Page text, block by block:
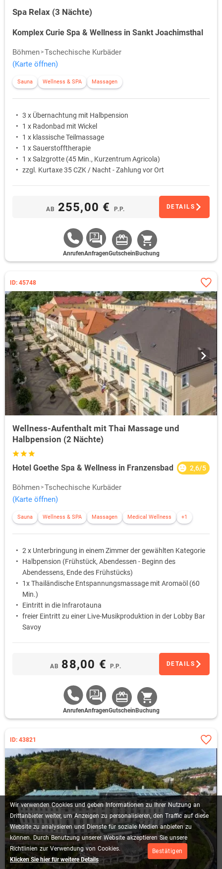
Wir verwenden Cookies und geben Informationen zu Ihrer Nutzung an
Drittanbieter weiter, um Anzeigen zu personalisieren, den Traffic auf diese
Website zu analysieren und Dienste für soziale Medien anbieten zu
können. Durch Benutzung unserer Website akzeptieren Sie unsere
Richtlinien zur Verwendung von Cookies.
Klicken Sie hier für weitere Details
Bestätigen
Spa Relax (3 Nächte)
Komplex Curie Spa & Wellness in Sankt Joachimsthal
Böhmen Tschechische Kurbäder
(Karte öffnen)
Sauna Wellness & SPA Massagen
3 x Übernachtung mit Halbpension
1 x Radonbad mit Wickel
1 x klassische Teilmassage
1 x Sauerstofftherapie
1 x Salzgrotte (45 Min., Kurzentrum Agricola)
zzgl. Kurtaxe 35 CZK / Nacht - Zahlung vor Ort
AB 255,00 € P.P. DETAILS
AnrufenAnfragenGutschein Buchung
ID: 45748
Wellness-Aufenthalt mit Thai Massage und
Halbpension (2 Nächte)
Hotel Goethe Spa & Wellness in Franzensbad 2,6/5
Böhmen Tschechische Kurbäder
(Karte öffnen)
Sauna Wellness & SPA Massagen Medical Wellness +1
2 x Unterbringung in einem Zimmer der gewählten Kategorie
Halbpension (Frühstück, Abendessen - Beginn des
Abendessens, Ende des Frühstücks)
1x Thailändische Entspannungsmassage mit Aromaöl (60
Min.)
Eintritt in die Infrarotauna
freier Eintritt zu einer Live-Musikproduktion in der Lobby Bar
Savoy
AB 88,00 € P.P. DETAILS
AnrufenAnfragenGutschein Buchung
ID: 43821